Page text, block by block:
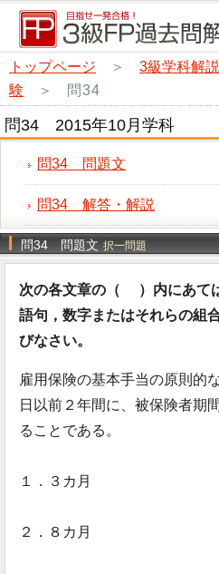
トップページ ＞ 3級学科解説
験 ＞ 問34
問34 2015年10月学科
問34 問題文
問34 解答・解説
問34 問題文 択一問題
次の各文章の（ ）内にあて
語句，数字またはそれらの組
びなさい。
雇用保険の基本手当の原則的
日以前２年間に、被保険者期
ることである。
１．３カ月
２．８カ月